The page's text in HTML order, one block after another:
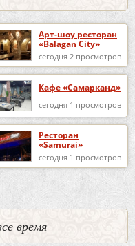
Арт-шоу ресторан
«Balagan City»
сегодня 2 просмотров
Кафе «Самарканд»
сегодня 1 просмотров
Ресторан
«Samurai»
сегодня 1 просмотров
время